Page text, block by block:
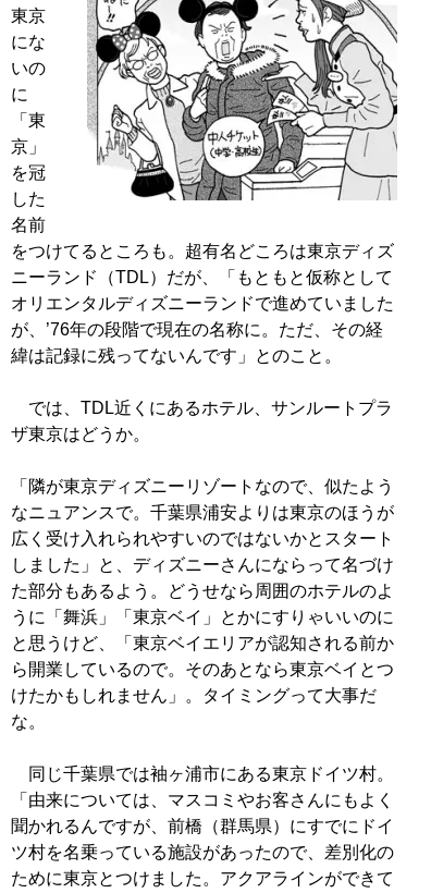
東京
にな
いの
に
「東
京」
を冠
した
名前
をつけてるところも。超有名どころは東京ディズ
ニーランド（TDL）だが、「もともと仮称として
オリエンタルディズニーランドで進めていました
が、’76年の段階で現在の名称に。ただ、その経
緯は記録に残ってないんです」とのこと。
では、TDL近くにあるホテル、サンルートプラ
ザ東京はどうか。
「隣が東京ディズニーリゾートなので、似たよう
なニュアンスで。千葉県浦安よりは東京のほうが
広く受け入れられやすいのではないかとスタート
しました」と、ディズニーさんにならって名づけ
た部分もあるよう。どうせなら周囲のホテルのよ
うに「舞浜」「東京ベイ」とかにすりゃいいのに
と思うけど、「東京ベイエリアが認知される前か
ら開業しているので。そのあとなら東京ベイとつ
けたかもしれません」。タイミングって大事だ
な。
同じ千葉県では袖ヶ浦市にある東京ドイツ村。
「由来については、マスコミやお客さんにもよく
聞かれるんですが、前橋（群馬県）にすでにドイ
ツ村を名乗っている施設があったので、差別化の
ために東京とつけました。アクアラインができて